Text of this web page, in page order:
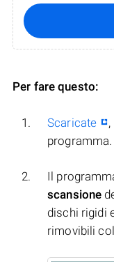
Per fare questo:
Scaricate
programma.
Il
scansione
dischi rigidi
rimovibili